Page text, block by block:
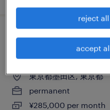
不動産・建設系のヘ
東京都墨田区, 東京都
permanent
¥285,000 per month
reject
accept